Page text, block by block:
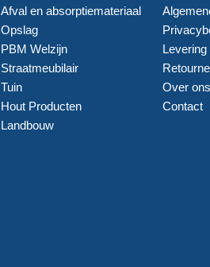
Afval en absorptiemateriaal
Opslag
PBM Welzijn
Straatmeubilair
Tuin
Hout Producten
Landbouw
Levering
Over ons
Contact